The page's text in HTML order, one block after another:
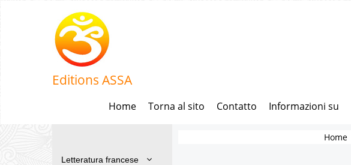
Editions ASSA
Home Torna al sito Contatto Informazioni su
Letteratura francese
Home